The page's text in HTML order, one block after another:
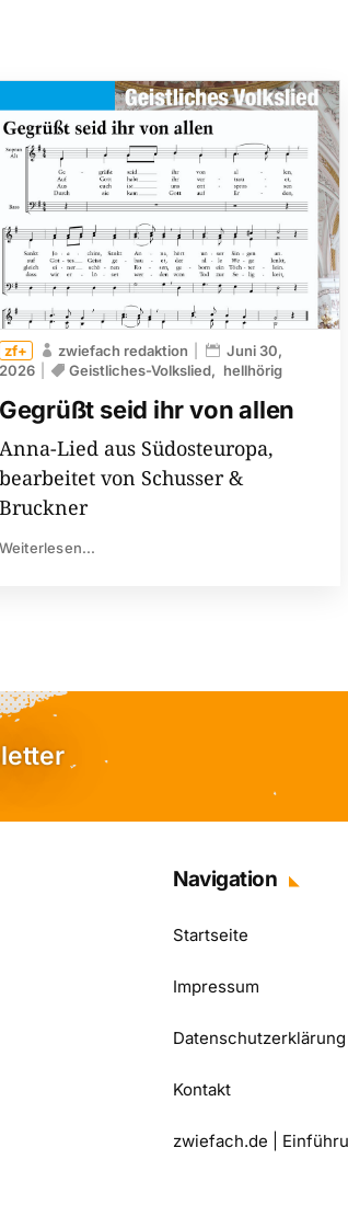
Gegrüßt seid ihr von allen
zwiefach redaktion
Juni 30,
2026
Geistliches-Volkslied hellhörig
Anna-Lied aus Südosteuropa,
bearbeitet von Schusser &
Bruckner
Weiterlesen...
Navigation
Startseite
Impressum
Datenschutzerklärung
Kontakt
zwiefach.de |